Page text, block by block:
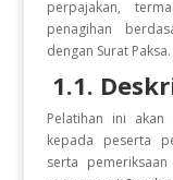
perpajakan,
penagihan
dengan Surat Paksa.
1.1.
Pelatihan ini akan
kepada peserta
serta